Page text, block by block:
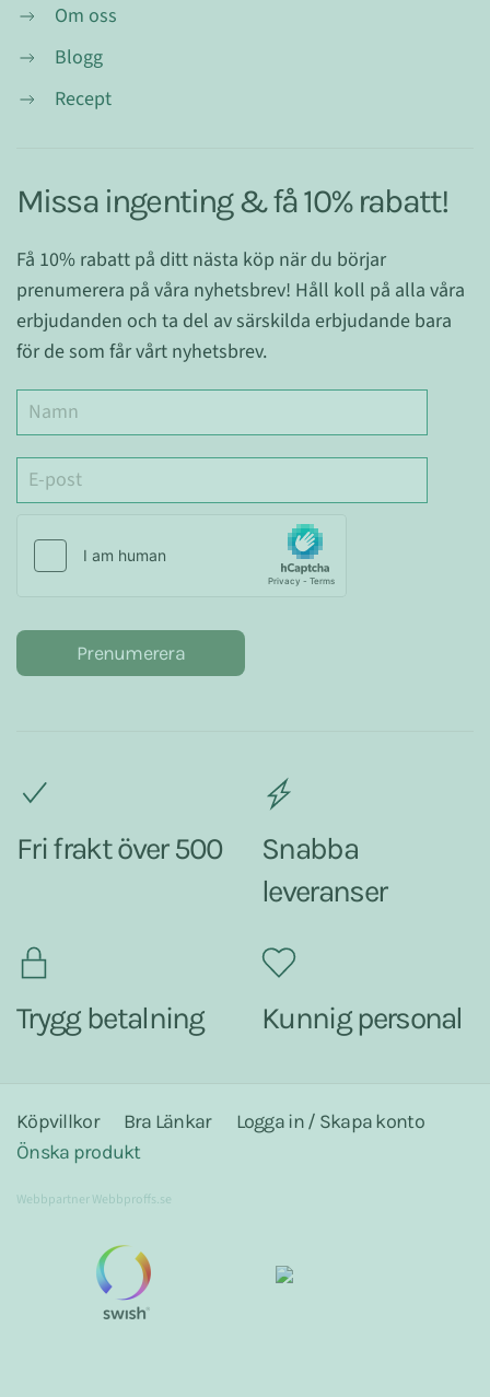
Om oss
Blogg
Recept
Missa ingenting & få 10% rabatt!
Få 10% rabatt på ditt nästa köp när du börjar
prenumerera på våra nyhetsbrev! Håll koll på alla våra
erbjudanden och ta del av särskilda erbjudande bara
för de som får vårt nyhetsbrev.
Prenumerera
Fri frakt över 500
Snabba
leveranser
Trygg betalning Kunnig personal
Köpvillkor Bra Länkar
Logga in / Skapa konto
Önska produkt
WebbpartnerWebbproffs.se